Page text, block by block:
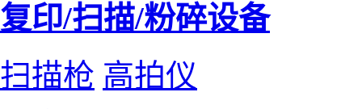
复印/扫描/粉碎设备
扫描枪 高拍仪